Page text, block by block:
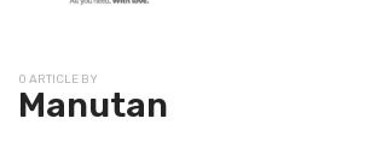
0 ARTICLE BY
Manutan